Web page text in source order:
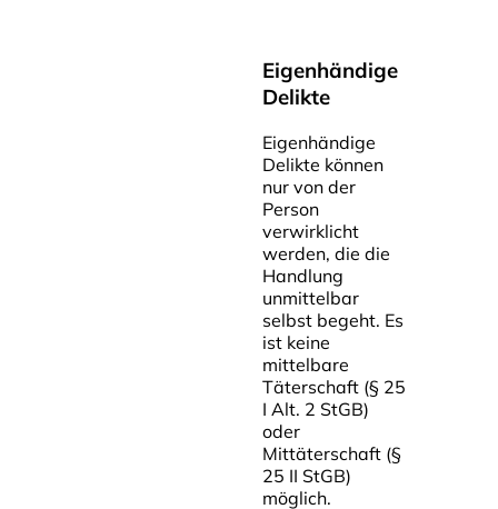
Eigenhändige
Delikte
Eigenhändige
Delikte können
nur von der
Person
verwirklicht
werden, die die
Handlung
unmittelbar
selbst begeht. Es
ist keine
mittelbare
Täterschaft (§ 25
I Alt. 2 StGB)
oder
Mittäterschaft (§
25 II StGB)
möglich.